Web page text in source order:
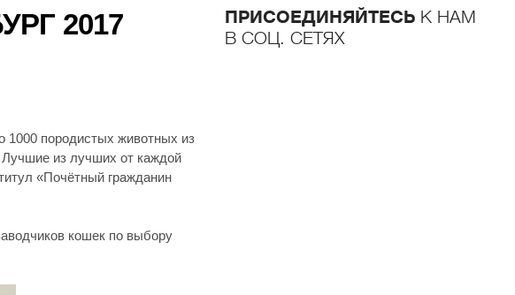
2017
1000 породистых животных из
Лучшие из лучших от каждой
«Почётный гражданин
кошек по выбору
ПРИСОЕДИНЯЙТЕСЬК НАМ
В СОЦ. СЕТЯХ